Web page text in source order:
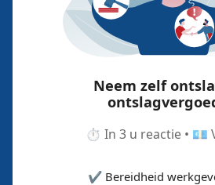
Neem zelf
⏱️ In 3 u reactie • 💶
✔️ Bereidheid